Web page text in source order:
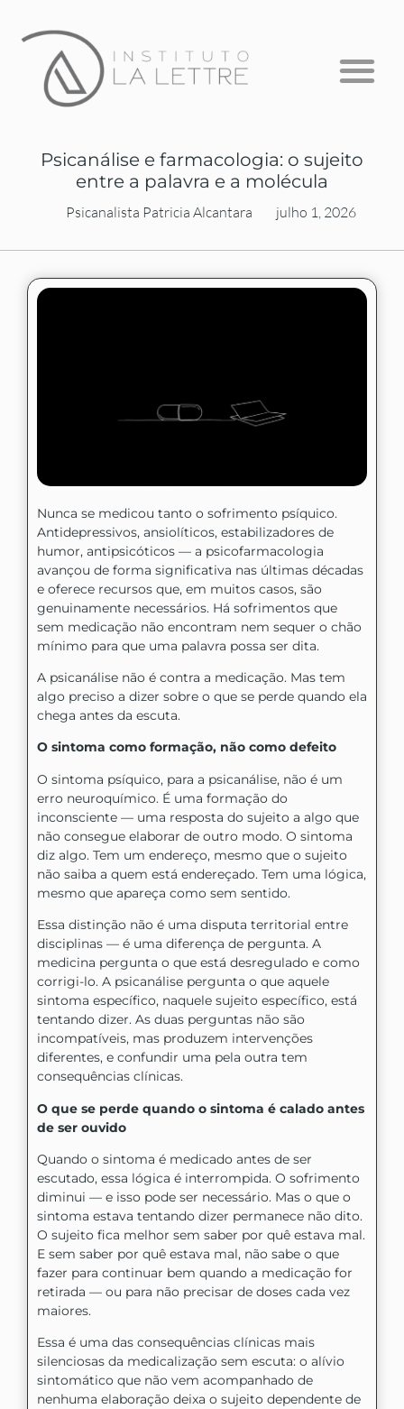
Psicanálise e farmacologia: o sujeito
entre a palavra e a molécula
Psicanalista Patricia Alcantara julho 1, 2026
Nunca se medicou tanto o sofrimento psíquico.
Antidepressivos, ansiolíticos, estabilizadores de
humor, antipsicóticos — a psicofarmacologia
avançou de forma significativa nas últimas décadas
e oferece recursos que, em muitos casos, são
genuinamente necessários. Há sofrimentos que
sem medicação não encontram nem sequer o chão
mínimo para que uma palavra possa ser dita.
A psicanálise não é contra a medicação. Mas tem
algo preciso a dizer sobre o que se perde quando ela
chega antes da escuta.
O sintoma como formação, não como defeito
O sintoma psíquico, para a psicanálise, não é um
erro neuroquímico. É uma formação do
inconsciente — uma resposta do sujeito a algo que
não consegue elaborar de outro modo. O sintoma
diz algo. Tem um endereço, mesmo que o sujeito
não saiba a quem está endereçado. Tem uma lógica,
mesmo que apareça como sem sentido.
Essa distinção não é uma disputa territorial entre
disciplinas — é uma diferença de pergunta. A
medicina pergunta o que está desregulado e como
corrigi-lo. A psicanálise pergunta o que aquele
sintoma específico, naquele sujeito específico, está
tentando dizer. As duas perguntas não são
incompatíveis, mas produzem intervenções
diferentes, e confundir uma pela outra tem
consequências clínicas.
O que se perde quando o sintoma é calado antes
de ser ouvido
Quando o sintoma é medicado antes de ser
escutado, essa lógica é interrompida. O sofrimento
diminui — e isso pode ser necessário. Mas o que o
sintoma estava tentando dizer permanece não dito.
O sujeito fica melhor sem saber por quê estava mal.
E sem saber por quê estava mal, não sabe o que
fazer para continuar bem quando a medicação for
retirada — ou para não precisar de doses cada vez
maiores.
Essa é uma das consequências clínicas mais
silenciosas da medicalização sem escuta: o alívio
sintomático que não vem acompanhado de
nenhuma elaboração deixa o sujeito dependente de